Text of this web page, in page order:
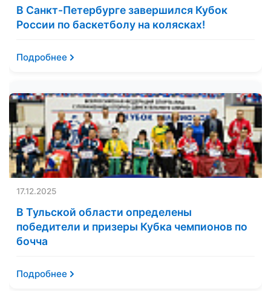
В Санкт-Петербурге завершился Кубок
России по баскетболу на колясках!
Подробнее
17.12.2025
В Тульской области определены
победители и призеры Кубка чемпионов по
бочча
Подробнее